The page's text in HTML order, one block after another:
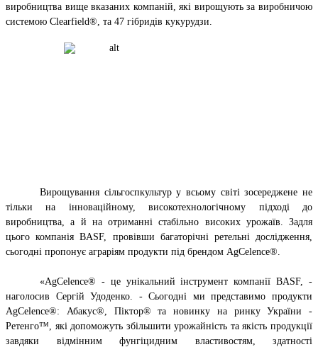
виробництва вище вказаних компаній, які вирощують за виробничою
системою Clearfield®, та 47 гібридів кукурудзи.
Вирощування сільгоспкультур у всьому світі зосереджене не
тільки на інноваційному, високотехнологічному підході до
виробництва, а й на отриманні стабільно високих урожаїв. Задля
цього компанія BASF, провівши багаторічні ретельні дослідження,
сьогодні пропонує аграріям продукти під брендом AgCelence®.
«AgCelence® - це унікальний інструмент компанії BASF, -
наголосив Сергій Удоденко. - Сьогодні ми представимо продукти
AgCelence®: Абакус®, Піктор® та новинку на ринку України -
Ретенго™, які допоможуть збільшити урожайність та якість продукції
завдяки відмінним фунгіцидним властивостям, здатності